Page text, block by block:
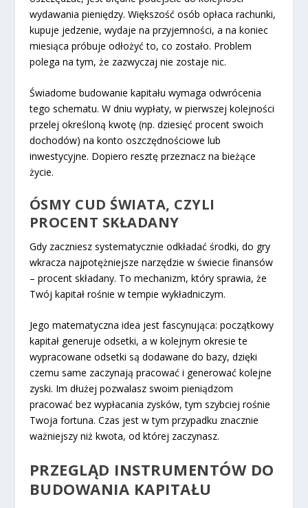
wydawania pieniędzy. Większość osób opłaca rachunki,
kupuje jedzenie, wydaje na przyjemności, a na koniec
miesiąca próbuje odłożyć to, co zostało. Problem
polega na tym, że zazwyczaj nie zostaje nic.
Świadome budowanie kapitału wymaga odwrócenia
tego schematu. W dniu wypłaty, w pierwszej kolejności
przelej określoną kwotę (np. dziesięć procent swoich
dochodów) na konto oszczędnościowe lub
inwestycyjne. Dopiero resztę przeznacz na bieżące
życie.
ÓSMY CUD ŚWIATA, CZYLI
PROCENT SKŁADANY
Gdy zaczniesz systematycznie odkładać środki, do gry
wkracza najpotężniejsze narzędzie w świecie finansów
– procent składany. To mechanizm, który sprawia, że
Twój kapitał rośnie w tempie wykładniczym.
Jego matematyczna idea jest fascynująca: początkowy
kapitał generuje odsetki, a w kolejnym okresie te
wypracowane odsetki są dodawane do bazy, dzięki
czemu same zaczynają pracować i generować kolejne
zyski. Im dłużej pozwalasz swoim pieniądzom
pracować bez wypłacania zysków, tym szybciej rośnie
Twoja fortuna. Czas jest w tym przypadku znacznie
ważniejszy niż kwota, od której zaczynasz.
PRZEGLĄD INSTRUMENTÓW DO
BUDOWANIA KAPITAŁU